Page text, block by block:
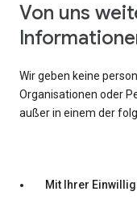
Von uns
Wir geben keine
Organisationen oder
außer in einem der
Mit Ihrer